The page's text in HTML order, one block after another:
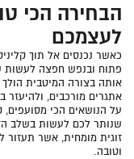
הבחירה הכי
לעצמכם
‏כאשר נכנסים אל תוך
פתוח ובנפש חפצה לעשות
‏אותה בצורה המיטבית הולך
אתגרים מורכבים,
על הנושאים הכי
שנותר לכם לעשות בשלב
זוגית מומחית, אשר תעזור
וטובה.